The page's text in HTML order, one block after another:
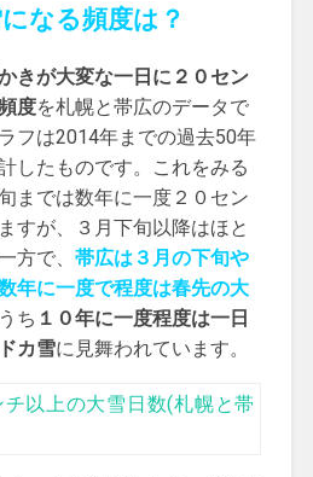
なる頻度は？
きが大変な一日に２０セン
度を札幌と帯広のデータで
フは2014年までの過去50年
したものです。これをみる
までは数年に一度２０セン
すが、３月下旬以降はほと
方で、 帯広は３月の下旬や
年に一度で程度は春先の大
ち １０年に一度程度は一日
カ雪に見舞われています。